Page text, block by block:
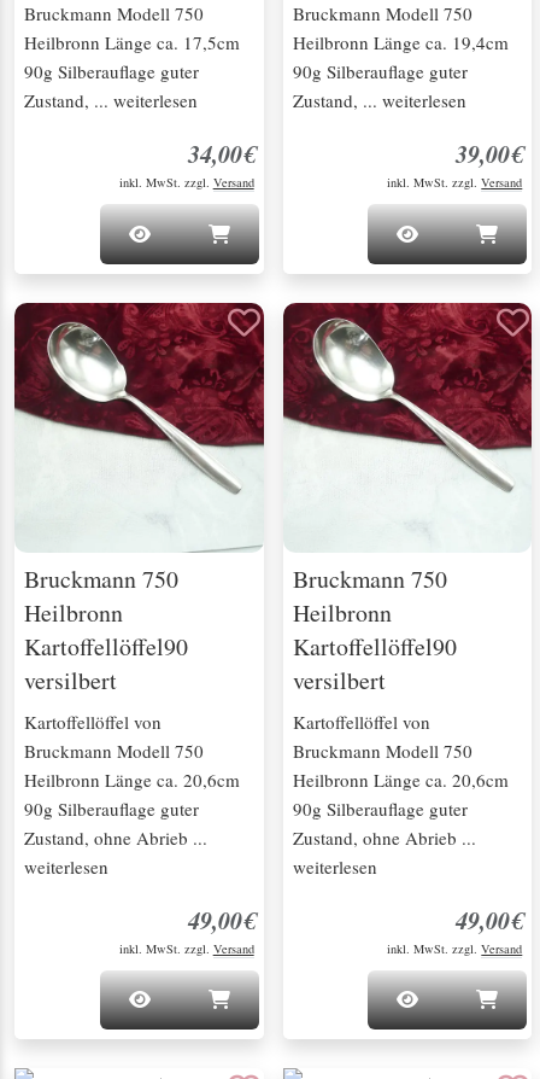
Bruckmann Modell 750
Heilbronn Länge ca. 17,5cm
90g Silberauflage guter
Zustand, ... weiterlesen
34,00€
inkl. MwSt. zzgl. Versand
Bruckmann Modell 750
Heilbronn Länge ca. 19,4cm
90g Silberauflage guter
Zustand, ... weiterlesen
39,00€
inkl. MwSt. zzgl.Versand
Bruckmann 750
Heilbronn
Kartoffellöffel90
versilbert
Kartoffellöffel von
Bruckmann Modell 750
Heilbronn Länge ca. 20,6cm
90g Silberauflage guter
Zustand, ohne Abrieb ...
weiterlesen
49,00€
inkl. MwSt. zzgl. Versand
Bruckmann 750
Heilbronn
Kartoffellöffel90
versilbert
Kartoffellöffel von
Bruckmann Modell 750
Heilbronn Länge ca. 20,6cm
90g Silberauflage guter
Zustand, ohne Abrieb ...
weiterlesen
49,00€
inkl. MwSt. zzgl.Versand